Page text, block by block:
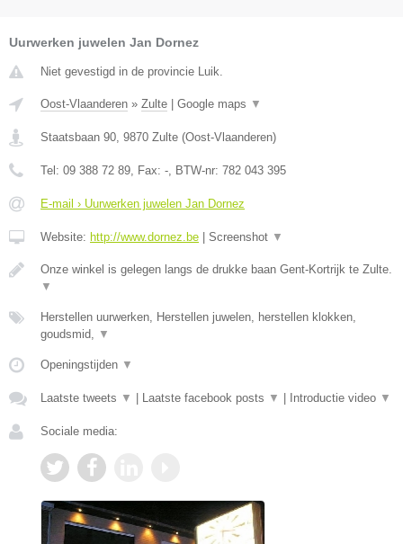
Uurwerken juwelen Jan Dornez
Niet gevestigd in de provincie Luik.
Oost-Vlaanderen » Zulte Google maps ▼
Staatsbaan 90, 9870 Zulte (Oost-Vlaanderen)
Tel: 09 388 72 89, Fax: -, BTW-nr: 782 043 395
E-mail › Uurwerken juwelen Jan Dornez
Website: http://www.dornez.be Screenshot ▼
Onze winkel is gelegen langs de drukke baan Gent-Kortrijk te Zulte.
▼
Herstellen uurwerken, Herstellen juwelen, herstellen klokken,
goudsmid, ▼
Openingstijden ▼
Laatste tweets ▼ Laatste facebook posts ▼ Introductie video ▼
Sociale media: